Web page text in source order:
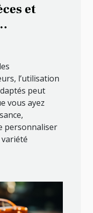
et
vos
?
l’utilisation
peut
vous ayez
personnaliser